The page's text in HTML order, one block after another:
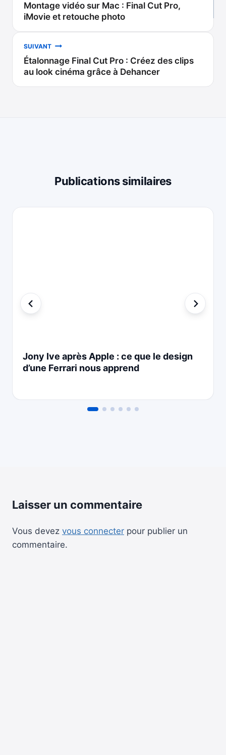
de
l’article
Montage vidéo sur Mac : Final Cut Pro,
iMovie et retouche photo
SUIVANT
Étalonnage Final Cut Pro : Créez des clips
au look cinéma grâce à Dehancer
Publications similaires
Jony Ive après Apple : ce que le design
d’une Ferrari nous apprend
Laisser un commentaire
Vous devez vous connecter pour publier un
commentaire.